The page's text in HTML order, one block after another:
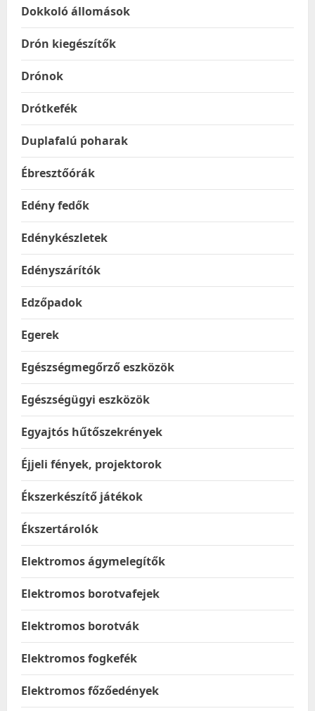
Dokkoló állomások
Drón kiegészítők
Drónok
Drótkefék
Duplafalú poharak
Ébresztőórák
Edény fedők
Edénykészletek
Edényszárítók
Edzőpadok
Egerek
Egészségmegőrző eszközök
Egészségügyi eszközök
Egyajtós hűtőszekrények
Éjjeli fények, projektorok
Ékszerkészítő játékok
Ékszertárolók
Elektromos ágymelegítők
Elektromos borotvafejek
Elektromos borotvák
Elektromos fogkefék
Elektromos főzőedények